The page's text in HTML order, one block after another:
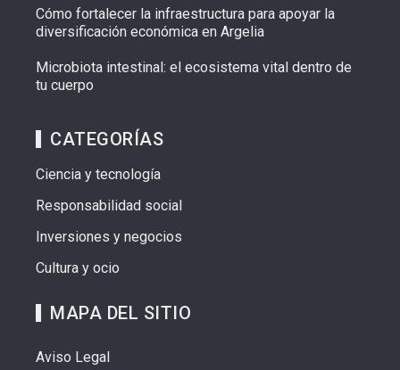
Cómo fortalecer la infraestructura para apoyar la
diversificación económica en Argelia
Microbiota intestinal: el ecosistema vital dentro de
tu cuerpo
CATEGORÍAS
Ciencia y tecnología
Responsabilidad social
Inversiones y negocios
Cultura y ocio
MAPA DEL SITIO
Aviso Legal